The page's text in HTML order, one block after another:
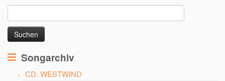
nach:
Songarchiv
CD: WESTWIND